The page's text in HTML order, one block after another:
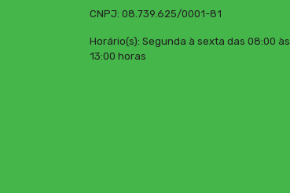
CNPJ: 08.739.625/0001-81
Horário(s): Segunda à sexta das 08:00 às
13:00 horas